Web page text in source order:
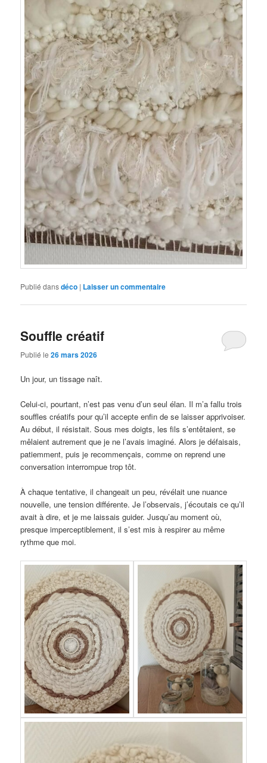
Publié dansdéco | Laisser un commentaire
Souffle créatif
Publié le26 mars 2026
Un jour, un tissage naît.
Celui‑ci, pourtant, n’est pas venu d’un seul élan. Il m’a fallu trois
souffles créatifs pour qu’il accepte enfin de se laisser apprivoiser.
Au début, il résistait. Sous mes doigts, les fils s’entêtaient, se
mêlaient autrement que je ne l’avais imaginé. Alors je défaisais,
patiemment, puis je recommençais, comme on reprend une
conversation interrompue trop tôt.
À chaque tentative, il changeait un peu, révélait une nuance
nouvelle, une tension différente. Je l’observais, j’écoutais ce qu’il
avait à dire, et je me laissais guider. Jusqu’au moment où,
presque imperceptiblement, il s’est mis à respirer au même
rythme que moi.